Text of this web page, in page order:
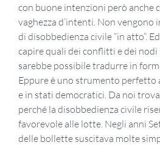
con buone intenzioni però anche
vaghezza d’intenti. Non vengono
di disobbedienza civile “in atto”.
capire quali dei conflitti e dei
sarebbe possibile tradurre in
Eppure è uno strumento perfetto
e in stati democratici. Da noi
perché la disobbedienza civile
favorevole alle lotte. Negli anni
delle bollette suscitava molte